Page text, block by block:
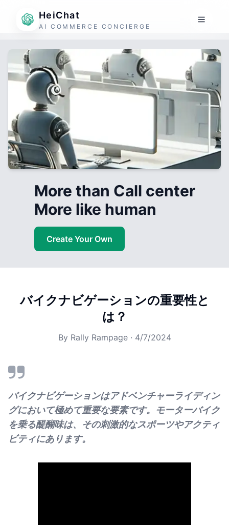
HeiChat
AI COMMERCE CONCIERGE
More than Call center
More like human
Create Your Own
バイクナビゲーションの重要性と
は？
By Rally Rampage· 4/7/2024
バイクナビゲーションはアドベンチャーライディン
グにおいて極めて重要な要素です。モーターバイク
を乗る醍醐味は、その刺激的なスポーツやアクティ
ビティにあります。